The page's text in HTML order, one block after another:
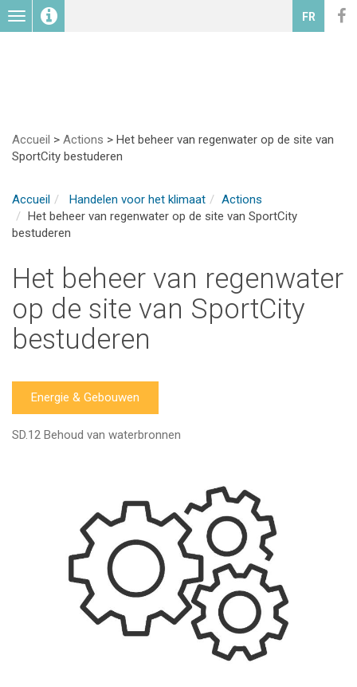
Toggle
navigation
FR
Accueil > Actions > Het beheer van regenwater op de site van
SportCity bestuderen
Accueil Handelen voor het klimaat
Actions
Het beheer van regenwater op de site van SportCity
bestuderen
Het beheer van regenwater
op de site van SportCity
bestuderen
Energie & Gebouwen
SD.12 Behoud van waterbronnen